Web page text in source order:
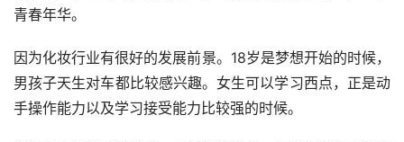
青春年华。
因为化妆行业有很好的发展前景。18岁是梦想开始的时候，
男孩子天生对车都比较感兴趣。女生可以学习西点，正是动
手操作能力以及学习接受能力比较强的时候。